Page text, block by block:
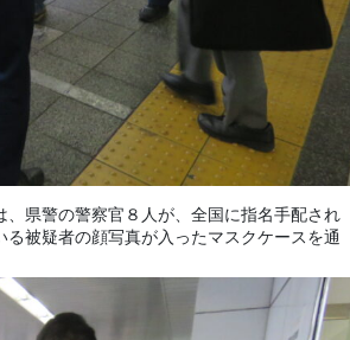
県警の警察官８人が、全国に指名手配され
被疑者の顔写真が入ったマスクケースを通